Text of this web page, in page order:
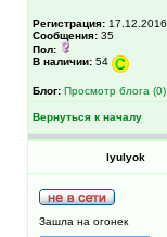
Регистрация: 17.12.2016
Сообщения: 35
Пол:
В наличии: 54
Блог: Просмотр блога (0)
Вернуться к началу
lyulyok
Зашла на огонек